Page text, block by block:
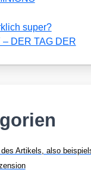
Artikels, also